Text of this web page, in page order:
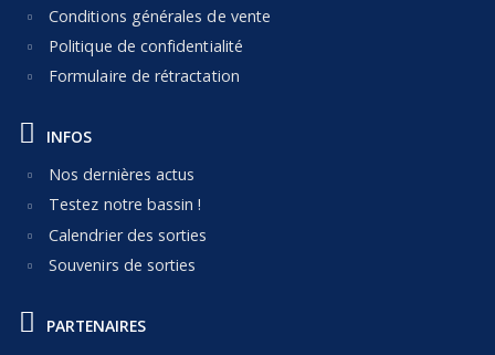
Conditions générales de vente
Politique de confidentialité
Formulaire de rétractation
INFOS
Nos dernières actus
Testez notre bassin !
Calendrier des sorties
Souvenirs de sorties
PARTENAIRES